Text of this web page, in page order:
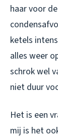
haar voor
ketels
alles weer
schrok wel
niet duur
Het is een
mij is het